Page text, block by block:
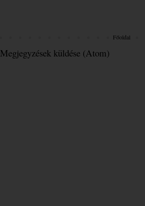
Főoldal
Megjegyzések küldése (Atom)